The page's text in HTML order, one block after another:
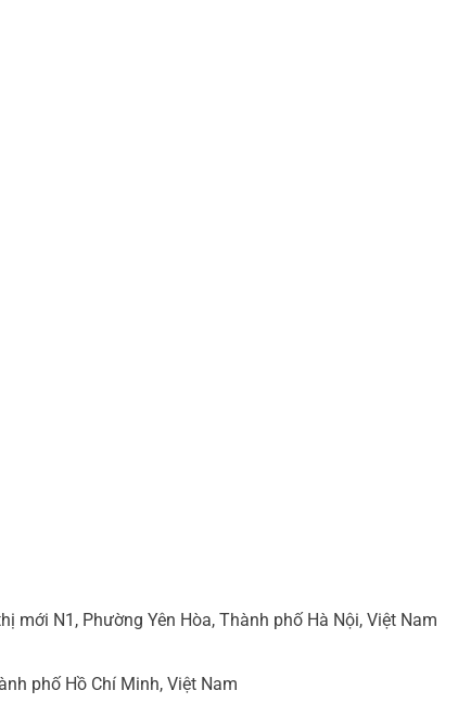
mới N1, Phường Yên Hòa, Thành phố Hà Nội, Việt Nam
phố Hồ Chí Minh, Việt Nam